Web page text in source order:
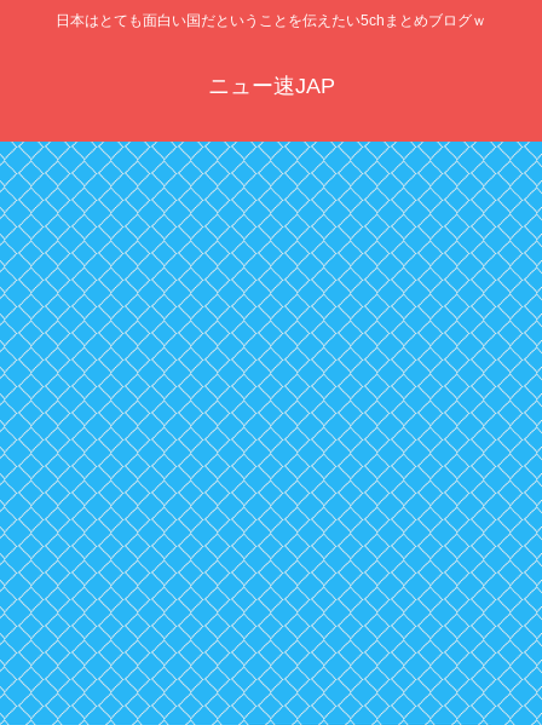
日本はとても面白い国だということを伝えたい5chまとめブログｗ
ニュー速JAP